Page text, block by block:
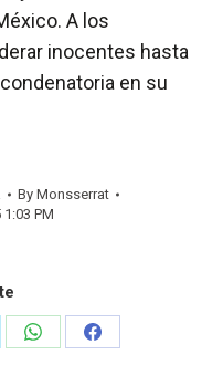
A los
inocentes hasta
en su
By Monsserrat
PM
Share
Share